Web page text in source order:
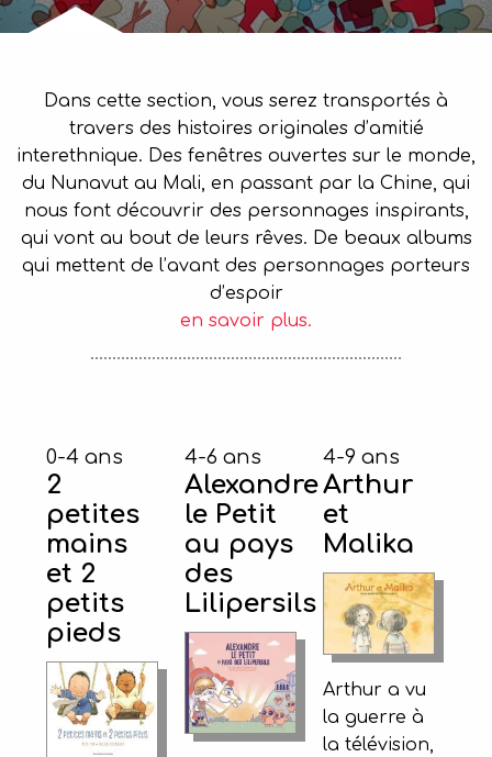
Dans cette section, vous serez transportés à
travers des histoires originales d’amitié
interethnique. Des fenêtres ouvertes sur le monde,
du Nunavut au Mali, en passant par la Chine, qui
nous font découvrir des personnages inspirants,
qui vont au bout de leurs rêves. De beaux albums
qui mettent de l’avant des personnages porteurs
d’espoir
en savoir plus.
0-4 ans
2
petites
mains
et 2
petits
pieds
4-6 ans
Alexandre
le Petit
au pays
des
Lilipersils
4-9 ans
Arthur
et
Malika
Arthur a vu
la guerre à
la télévision,